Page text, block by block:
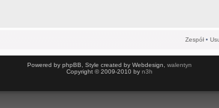
Zespół •
Powered by phpBB, Style created by Webdesign, walentyn
Copyright © 2009-2010 by n3h